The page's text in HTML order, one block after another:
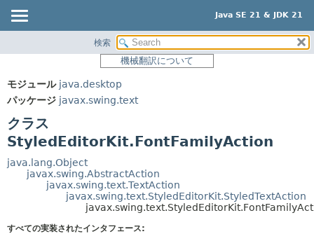
Java SE 21 & JDK 21
パッケージ
使用
プレビュー
サマリー:
ネスト済
コンストラクタ
検索
機械翻訳について
モジュール java.desktop
パッケージ javax.swing.text
クラス
StyledEditorKit.FontFamilyAction
java.lang.Object
javax.swing.AbstractAction
javax.swing.text.TextAction
javax.swing.text.StyledEditorKit.StyledTextAction
すべての実装されたインタフェース: